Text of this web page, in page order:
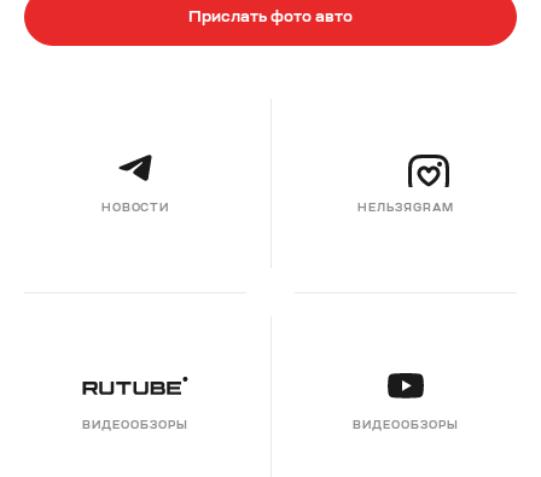
Прислать фото авто
НОВОСТИ НЕЛЬЗЯGRAM
ВИДЕООБЗОРЫ ВИДЕООБЗОРЫ